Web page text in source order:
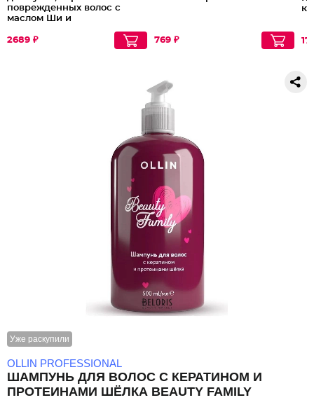
поврежденных волос с
маслом Ши и
кератином Nourishing
2689 ₽ 769 ₽
Уже раскупили
OLLIN PROFESSIONAL
ШАМПУНЬ ДЛЯ ВОЛОС С КЕРАТИНОМ И
ПРОТЕИНАМИ ШЁЛКА BEAUTY FAMILY